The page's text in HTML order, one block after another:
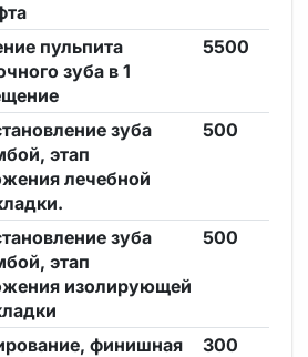
пульпита
зуба в 1
5500
зуба
этап
лечебной
500
зуба
этап
изолирующей
500
финишная
300